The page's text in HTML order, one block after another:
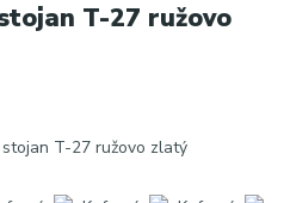
T-27 ružovo